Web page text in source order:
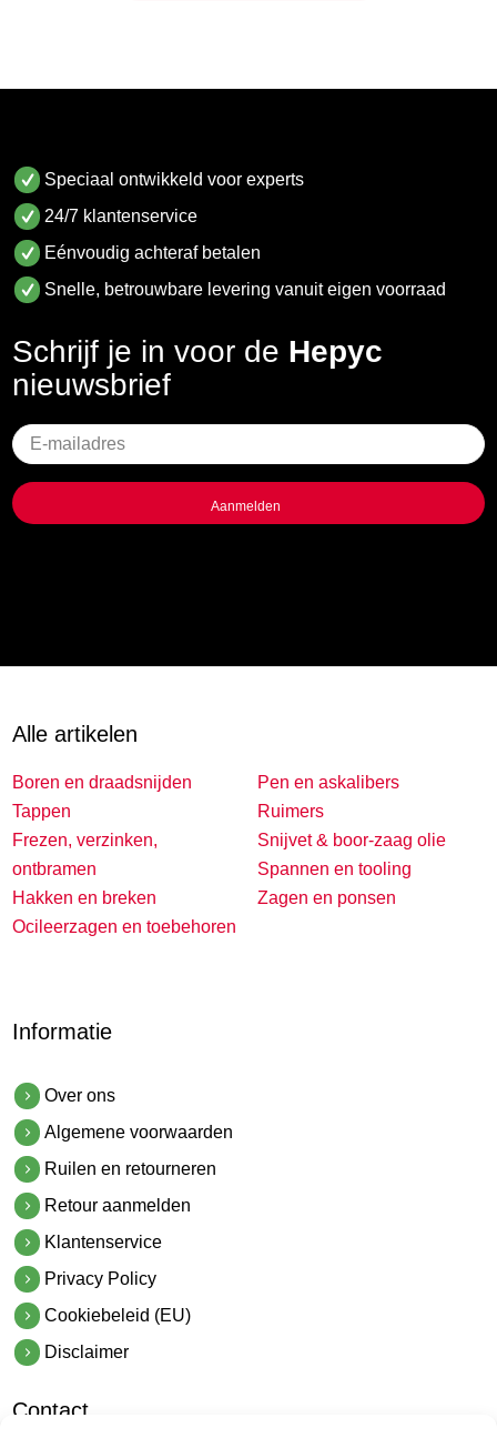
Speciaal ontwikkeld voor experts
24/7 klantenservice
Eénvoudig achteraf betalen
Snelle, betrouwbare levering vanuit eigen voorraad
Schrijf je in voor de Hepyc
nieuwsbrief
Geen
titel
Alle artikelen
Boren en draadsnijden
Tappen
Frezen, verzinken,
ontbramen
Hakken en breken
Ocileerzagen en toebehoren
Pen en askalibers
Ruimers
Snijvet & boor-zaag olie
Spannen en tooling
Zagen en ponsen
Informatie
Over ons
Algemene voorwaarden
Ruilen en retourneren
Retour aanmelden
Klantenservice
Privacy Policy
Cookiebeleid (EU)
Disclaimer
Contact